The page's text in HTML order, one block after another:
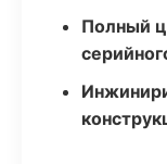
Полный